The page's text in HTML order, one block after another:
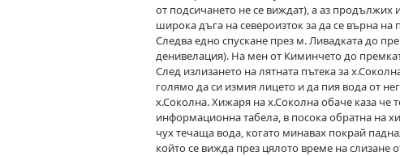
от подсичането не се виждат), а аз продължих
широка дъга на североизток за да се върна на
Следва едно спускане през м. Ливадката до
денивелация). На мен от Киминчето до
След излизането на лятната пътека за
голямо да си измия лицето и да пия вода от
х.Соколна. Хижаря на х.Соколна обаче каза че
информационна табела, в посока обратна на
чух течаща вода, когато минавах покрай
който се вижда през цялото време на слизане